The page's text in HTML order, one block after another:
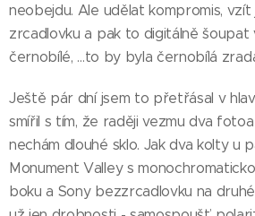
neobejdu. Ale udělat kompromis,
zrcadlovku a pak to digitálně šoupat
černobílé, ...to by byla černobílá
Ještě pár dní jsem to přetřásal v
smířil s tím, že raději vezmu dva
nechám dlouhé sklo. Jak dva kolty u
Monument Valley s
boku a Sony bezzrcadlovku na